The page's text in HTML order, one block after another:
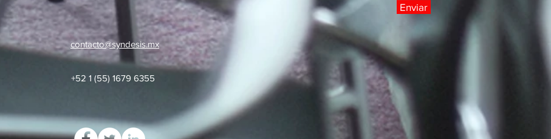
contacto@syndesis.mx
+52 1 (55) 1679 6355
Enviar